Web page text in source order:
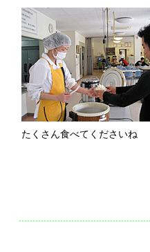
たくさん食べてくださいね